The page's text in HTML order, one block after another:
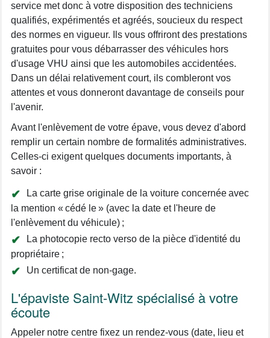
service met donc à votre disposition des techniciens
qualifiés, expérimentés et agréés, soucieux du respect
des normes en vigueur. Ils vous offriront des prestations
gratuites pour vous débarrasser des véhicules hors
d'usage VHU ainsi que les automobiles accidentées.
Dans un délai relativement court, ils combleront vos
attentes et vous donneront davantage de conseils pour
l'avenir.
Avant l'enlèvement de votre épave, vous devez d'abord
remplir un certain nombre de formalités administratives.
Celles-ci exigent quelques documents importants, à
savoir :
La carte grise originale de la voiture concernée avec
la mention « cédé le » (avec la date et l'heure de
l'enlèvement du véhicule) ;
La photocopie recto verso de la pièce d'identité du
propriétaire ;
Un certificat de non-gage.
L'épaviste Saint-Witz spécialisé à votre
écoute
Appeler notre centre fixez un rendez-vous (date, lieu et